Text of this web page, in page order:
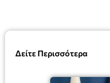
Δείτε Περισσότερα